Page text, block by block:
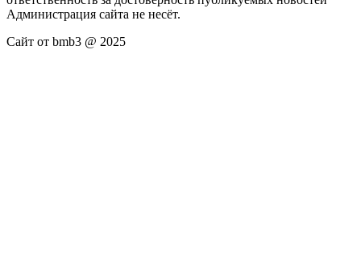
Администрация сайта не несёт.
Сайт от bmb3 @ 2025